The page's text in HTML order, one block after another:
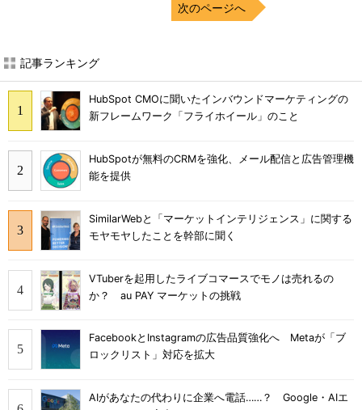
次のページへ
記事ランキング
HubSpot CMOに聞いたインバウンドマーケティングの
新フレームワーク「フライホイール」のこと
HubSpotが無料のCRMを強化、メール配信と広告管理機
能を提供
SimilarWebと「マーケットインテリジェンス」に関する
モヤモヤしたことを幹部に聞く
VTuberを起用したライブコマースでモノは売れるの
か？ au PAY マーケットの挑戦
FacebookとInstagramの広告品質強化へ Metaが「ブ
ロックリスト」対応を拡大
AIがあなたの代わりに企業へ電話……？ Google・AIエ